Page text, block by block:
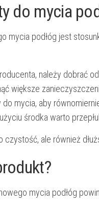
do mycia
mycia podłóg jest
należy dobrać
większe
mycia, aby
środka warto
ale również
mycia podłóg